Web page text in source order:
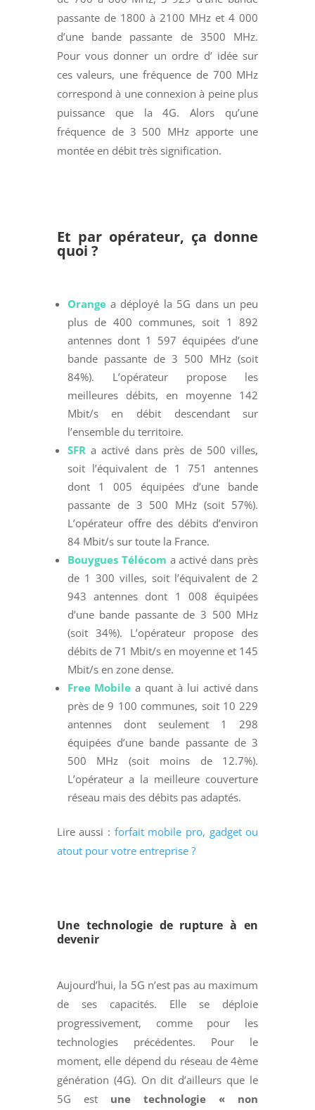
passante de 1800 à 2100 MHz et 4 000
d’une bande passante de 3500 MHz.
Pour vous donner un ordre d’ idée sur
ces valeurs, une fréquence de 700 MHz
correspond à une connexion à peine plus
puissance que la 4G. Alors qu’une
fréquence de 3 500 MHz apporte une
montée en débit très signification.
Et par opérateur, ça donne
quoi ?
Orangea déployé la 5G dans un peu
plus de 400 communes, soit 1 892
antennes dont 1 597 équipées d’une
bande passante de 3 500 MHz (soit
84%). L’opérateur propose les
meilleures débits, en moyenne 142
Mbit/s en débit descendant sur
l’ensemble du territoire.
SFRa activé dans près de 500 villes,
soit l’équivalent de 1 751 antennes
dont 1 005 équipées d’une bande
passante de 3 500 MHz (soit 57%).
L’opérateur offre des débits d’environ
84 Mbit/s sur toute la France.
Bouygues Télécom a activé dans près
de 1 300 villes, soit l’équivalent de 2
943 antennes dont 1 008 équipées
d’une bande passante de 3 500 MHz
(soit 34%). L’opérateur propose des
débits de 71 Mbit/s en moyenne et 145
Mbit/s en zone dense.
Free Mobile a quant à lui activé dans
près de 9 100 communes, soit 10 229
antennes dont seulement 1 298
équipées d’une bande passante de 3
500 MHz (soit moins de 12.7%).
L’opérateur a la meilleure couverture
réseau mais des débits pas adaptés.
Lire aussi : forfait mobile pro, gadget ou
atout pour votre entreprise ?
Une technologie de rupture à en
devenir
Aujourd’hui, la 5G n’est pas au maximum
de ses capacités. Elle se déploie
progressivement, comme pour les
technologies précédentes. Pour le
moment, elle dépend du réseau de 4ème
génération (4G). On dit d’ailleurs que le
5G est une technologie « non